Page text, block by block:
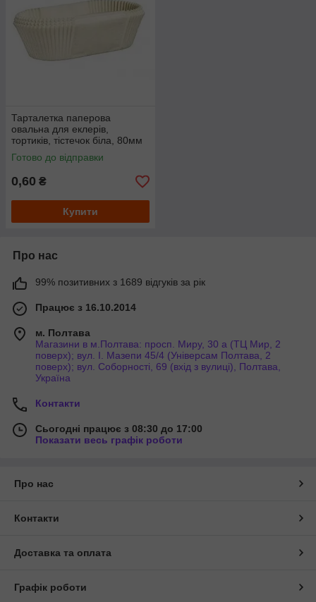
Тарталетка паперова
овальна для еклерів,
тортиків, тістечок біла, 80мм
х 35мм. висота 30мм
Готово до відправки
0,60 ₴
Купити
Про нас
99% позитивних з 1689 відгуків за рік
Працює з 16.10.2014
м. Полтава
Магазини в м.Полтава: просп. Миру, 30 а (ТЦ Мир, 2
поверх); вул. І. Мазепи 45/4 (Універсам Полтава, 2
поверх); вул. Соборності, 69 (вхід з вулиці), Полтава,
Україна
Контакти
Сьогодні працює з 08:30 до 17:00
Показати весь графік роботи
Про нас
Контакти
Доставка та оплата
Графік роботи